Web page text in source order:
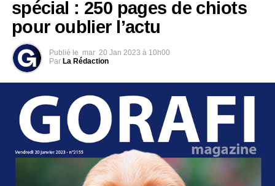
spécial : 250 pages de chiots
pour oublier l’actu
Publié le mar 20 Jan 2023 à 10h00
Par La Rédaction